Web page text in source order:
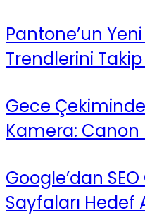
Pantone’un
Trendlerini
Gece
Kamera: Canon
Google’dan
Sayfaları